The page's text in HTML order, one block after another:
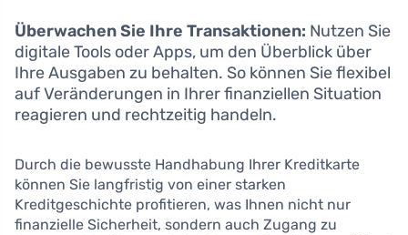
Überwachen Sie Ihre Transaktionen: Nutzen Sie
digitale Tools oder Apps, um den Überblick über
Ihre Ausgaben zu behalten. So können Sie flexibel
auf Veränderungen in Ihrer finanziellen Situation
reagieren und rechtzeitig handeln.
Durch die bewusste Handhabung Ihrer Kreditkarte
können Sie langfristig von einer starken
Kreditgeschichte profitieren, was Ihnen nicht nur
finanzielle Sicherheit, sondern auch Zugang zu